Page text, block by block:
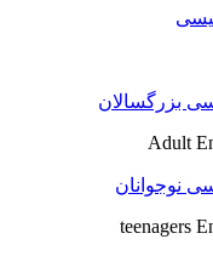
بزرگسالان
Adult
نوجوانان
teenagers